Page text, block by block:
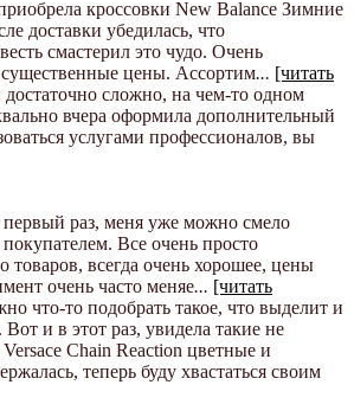
кроссовки New Balance Зимние
доставки убедилась, что
смастерил это чудо. Очень
цены. Ассортим... [читать
сложно, на чем-то одном
вчера оформила дополнительный
услугами профессионалов, вы
первый раз, меня уже можно смело
Все очень просто
товаров, всегда очень хорошее, цены
очень часто меняе... [читать
что-то подобрать такое, что выделит и
и в этот раз, увидела такие не
Chain Reaction цветные и
теперь буду хвастаться своим